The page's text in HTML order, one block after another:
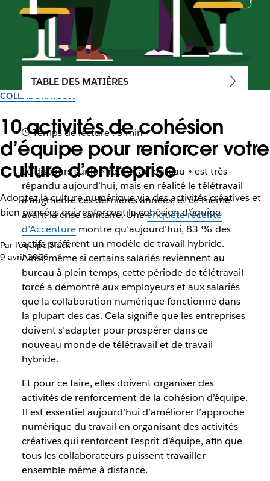
COLLABORATION
10 activités de cohésion
d’équipe pour renforcer votre
culture d’entreprise
Adoptez la culture numérique via des activités créatives et
bien pensées qui renforcent la cohésion d’équipe
Par l’équipe Slack
9 avril 2026
TABLE DES MATIÈRES
Temps de lecture : 5 min
Le discours sur le « retour au bureau » est très
répandu aujourd’hui, mais en réalité le télétravail
a augmenté ces dernières années, et ce même
avant la crise sanitaire. Uneenquête récente
d’Accenturemontre qu’aujourd’hui, 83 % des
actifs préfèrent un modèle de travail hybride.
Ainsi, même si certains salariés reviennent au
bureau à plein temps, cette période de télétravail
forcé a démontré aux employeurs et aux salariés
que la collaboration numérique fonctionne dans
la plupart des cas. Cela signifie que les entreprises
doivent s’adapter pour prospérer dans ce
nouveau monde de télétravail et de travail
hybride.
Et pour ce faire, elles doivent organiser des
activités de renforcement de la cohésion d’équipe.
Il est essentiel aujourd’hui d’améliorer l’approche
numérique du travail en organisant des activités
créatives qui renforcent l’esprit d’équipe, afin que
tous les collaborateurs puissent travailler
ensemble même à distance.